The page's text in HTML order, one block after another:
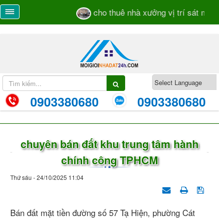
cho thuê nhà xưởng vị trí sát mặt
0903380680 0903380680
chuyên bán đất khu trung tâm hành
chính công TPHCM
Thứ sáu - 24/10/2025 11:04
Bán đất mặt tiền đường số 57 Tạ Hiện, phường Cát